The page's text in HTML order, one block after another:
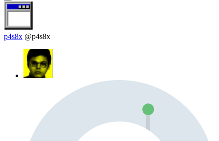
p4s8x @p4s8x